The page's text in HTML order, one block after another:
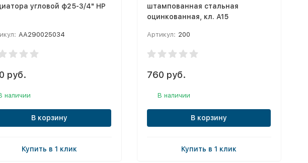
угловой ф25-3/4" НР
AA290025034
руб.
наличии
В корзину
Купить в 1 клик
штампованная стальная
оцинкованная, кл. А15
Артикул: 200
760 руб.
В наличии
В корзину
Купить в 1 клик